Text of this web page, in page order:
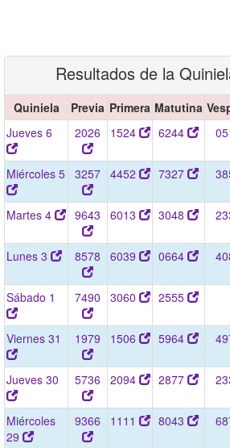
Resultados de la
Quiniela Previa Primera Matutina
Jueves 6
2026 1524 6244
Miércoles 5 3257 4452 7327
Martes 4 9643 6013 3048
Lunes 3 8578 6039 0664
Sábado 1 7490 3060 2555
Viernes 31 1979 1506 5964
Jueves 30 5736 2094 2877
Miércoles
29
9366 1111 8043